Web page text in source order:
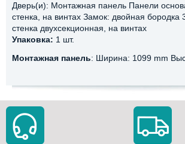
Дверь(и): Монтажная панель Панели
стенка, на винтах Замок: двойная
стенка двухсекционная, на винтах
Упаковка: 1 шт.
Монтажная панель: Ширина: 1099 mm